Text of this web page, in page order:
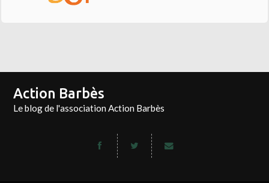
Action Barbès
Le blog de l'association Action Barbès